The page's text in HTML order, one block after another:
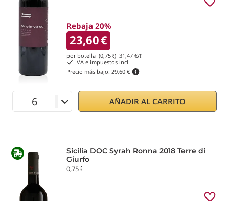
Rebaja 20%
23,60€
por botella (0,75 ℓ) 31,47 €/ℓ
IVA e impuestos incl.
Precio más bajo: 29,60 €
AÑADIR AL CARRITO
Sicilia DOC Syrah Ronna 2018 Terre di
Giurfo
0,75 ℓ